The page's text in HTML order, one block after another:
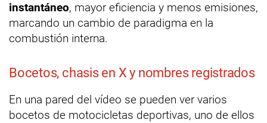
instantáneo, mayor eficiencia y menos emisiones,
marcando un cambio de paradigma en la
combustión interna.
Bocetos, chasis en X y nombres registrados
En una pared del vídeo se pueden ver varios
bocetos de motocicletas deportivas, uno de ellos